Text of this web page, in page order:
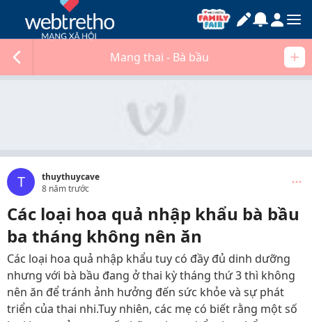
Mang thai - Bà bầu
T
thuythuycave
8 năm trước
Các loại hoa quả nhập khẩu bà bầu
ba tháng không nên ăn
Các loại hoa quả nhập khẩu tuy có đầy đủ dinh dưỡng
nhưng với bà bầu đang ở thai kỳ tháng thứ 3 thì không
nên ăn để tránh ảnh hưởng đến sức khỏe và sự phát
triển của thai nhi.Tuy nhiên, các mẹ có biết rằng một số